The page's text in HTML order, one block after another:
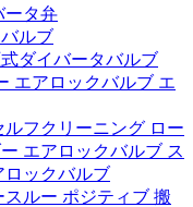
ータ弁
ルブ
ダイバータバルブ
エアロックバルブ エ
フクリーニング ロー
エアロックバルブ ス
ロックバルブ
ルー ポジティブ 搬